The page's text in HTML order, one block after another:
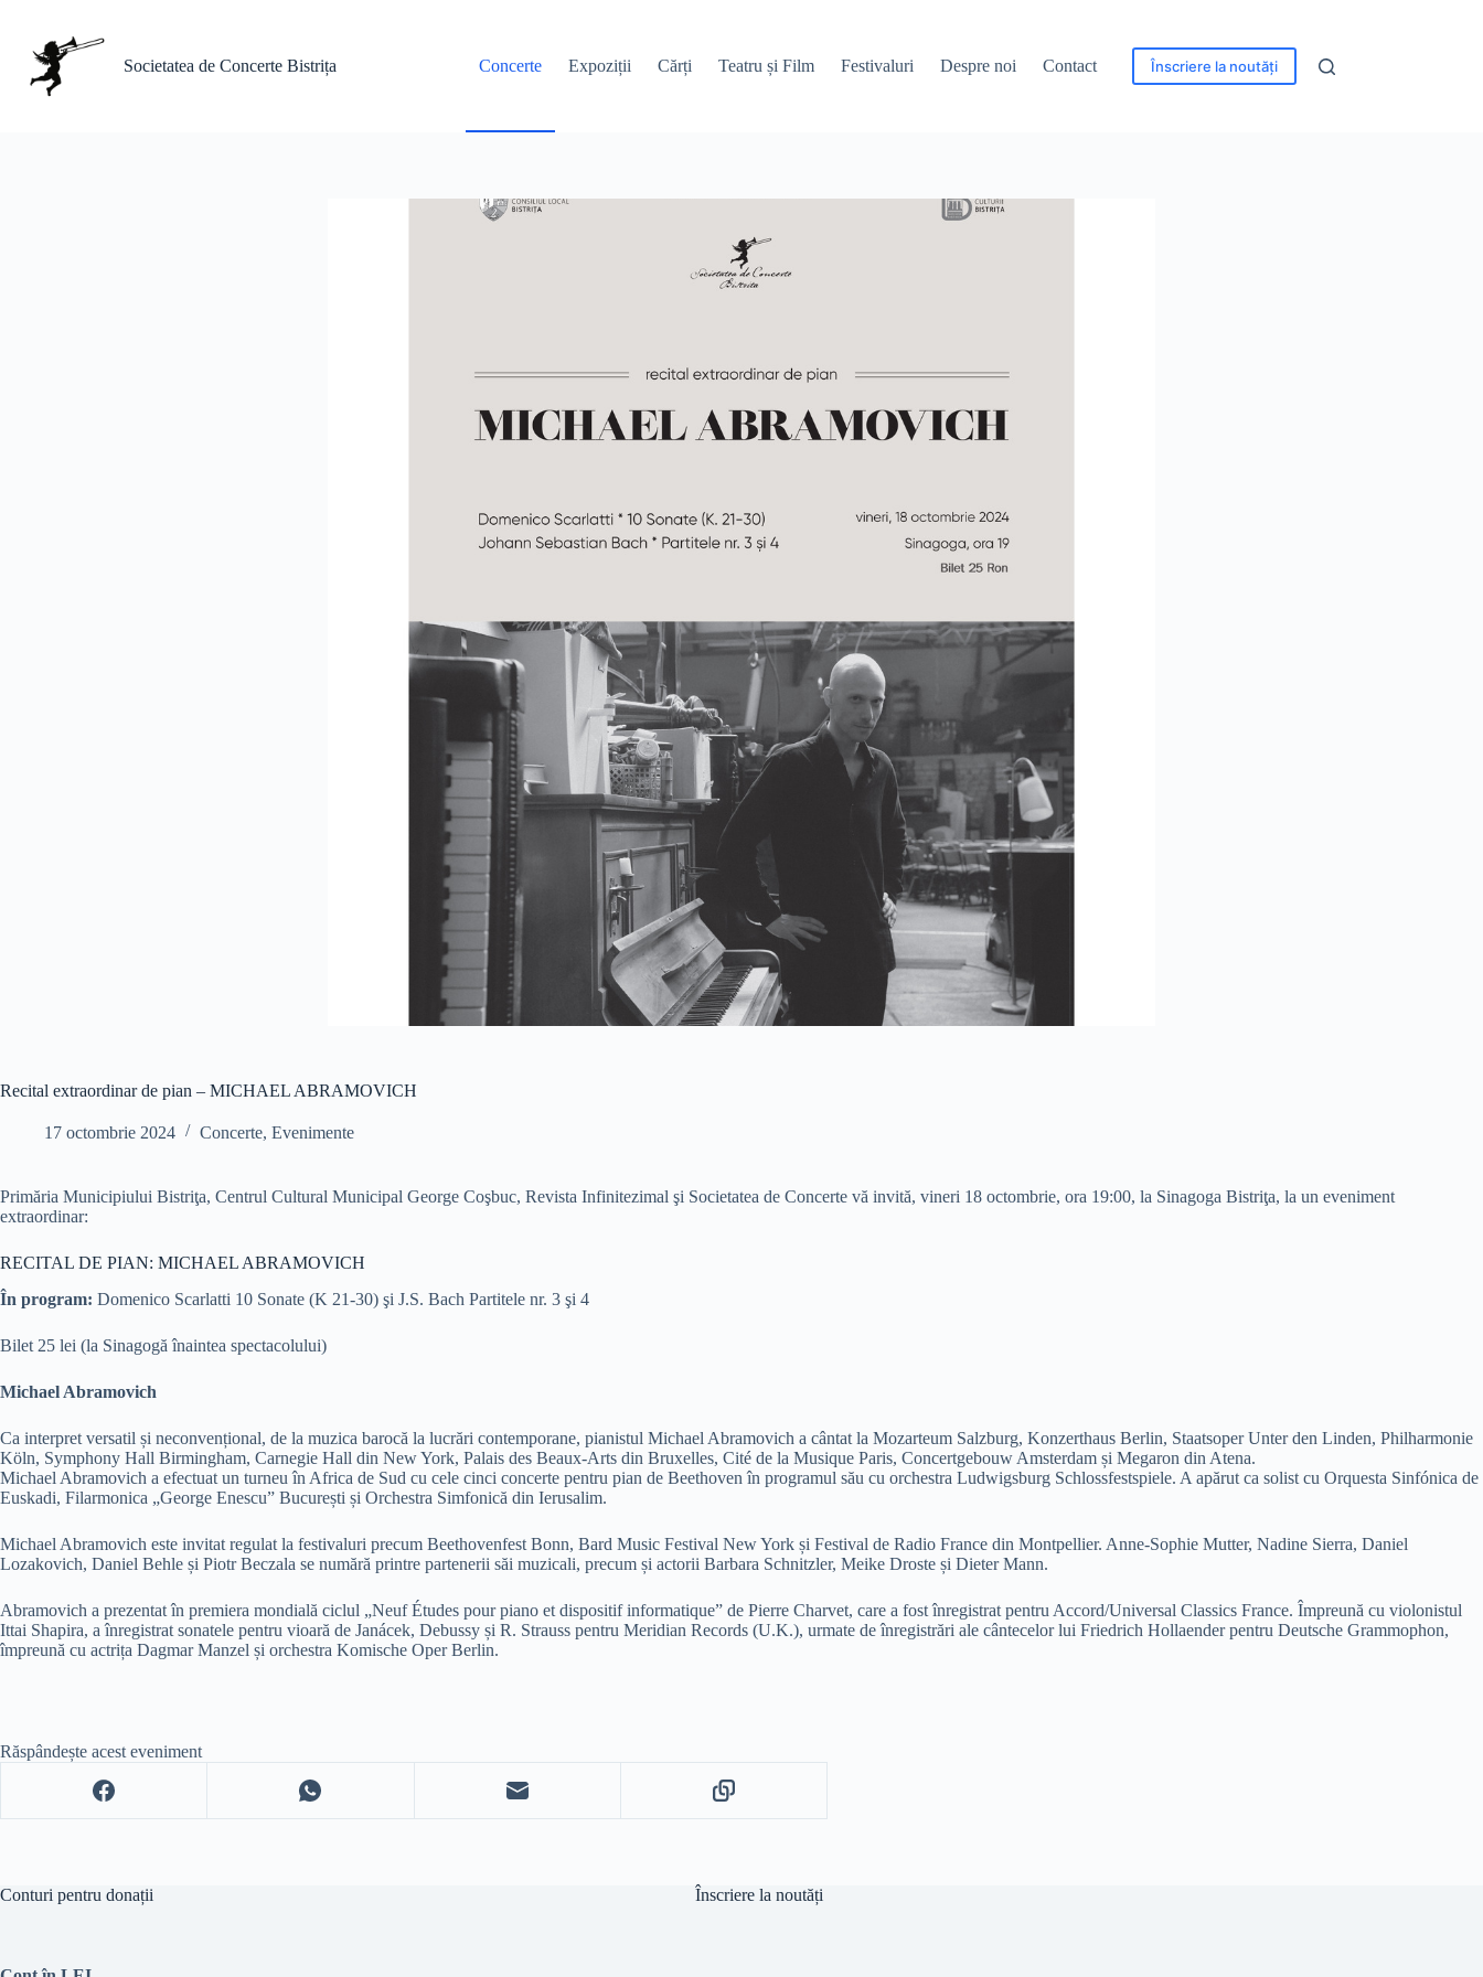
conținut
Societatea de Concerte Bistrița
Concerte Expoziții Cărți Teatru și Film Festivaluri Despre noi Contact Înscriere la noutăți
Recital extraordinar de pian – MICHAEL ABRAMOVICH
17 octombrie 2024 Concerte, Evenimente
Primăria Municipiului Bistriţa, Centrul Cultural Municipal George Coşbuc, Revista Infinitezimal şi Societatea de Concerte vă invită, vineri 18 octombrie, ora 19:00, la Sinagoga Bistriţa, la un eveniment
extraordinar:
RECITAL DE PIAN: MICHAEL ABRAMOVICH
În program: Domenico Scarlatti 10 Sonate (K 21-30) şi J.S. Bach Partitele nr. 3 şi 4
Bilet 25 lei (la Sinagogă înaintea spectacolului)
Michael Abramovich
Ca interpret versatil și neconvențional, de la muzica barocă la lucrări contemporane, pianistul Michael Abramovich a cântat la Mozarteum Salzburg, Konzerthaus Berlin, Staatsoper Unter den Linden, Philharmonie
Köln, Symphony Hall Birmingham, Carnegie Hall din New York, Palais des Beaux-Arts din Bruxelles, Cité de la Musique Paris, Concertgebouw Amsterdam și Megaron din Atena.
Michael Abramovich a efectuat un turneu în Africa de Sud cu cele cinci concerte pentru pian de Beethoven în programul său cu orchestra Ludwigsburg Schlossfestspiele. A apărut ca solist cu Orquesta Sinfónica de
Euskadi, Filarmonica „George Enescu” București și Orchestra Simfonică din Ierusalim.
Michael Abramovich este invitat regulat la festivaluri precum Beethovenfest Bonn, Bard Music Festival New York și Festival de Radio France din Montpellier. Anne-Sophie Mutter, Nadine Sierra, Daniel
Lozakovich, Daniel Behle și Piotr Beczala se numără printre partenerii săi muzicali, precum și actorii Barbara Schnitzler, Meike Droste și Dieter Mann.
Abramovich a prezentat în premiera mondială ciclul „Neuf Études pour piano et dispositif informatique” de Pierre Charvet, care a fost înregistrat pentru Accord/Universal Classics France. Împreună cu violonistul
Ittai Shapira, a înregistrat sonatele pentru vioară de Janácek, Debussy și R. Strauss pentru Meridian Records (U.K.), urmate de înregistrări ale cântecelor lui Friedrich Hollaender pentru Deutsche Grammophon,
împreună cu actrița Dagmar Manzel și orchestra Komische Oper Berlin.
Răspândește acest eveniment
Conturi pentru donații Înscriere la noutăți